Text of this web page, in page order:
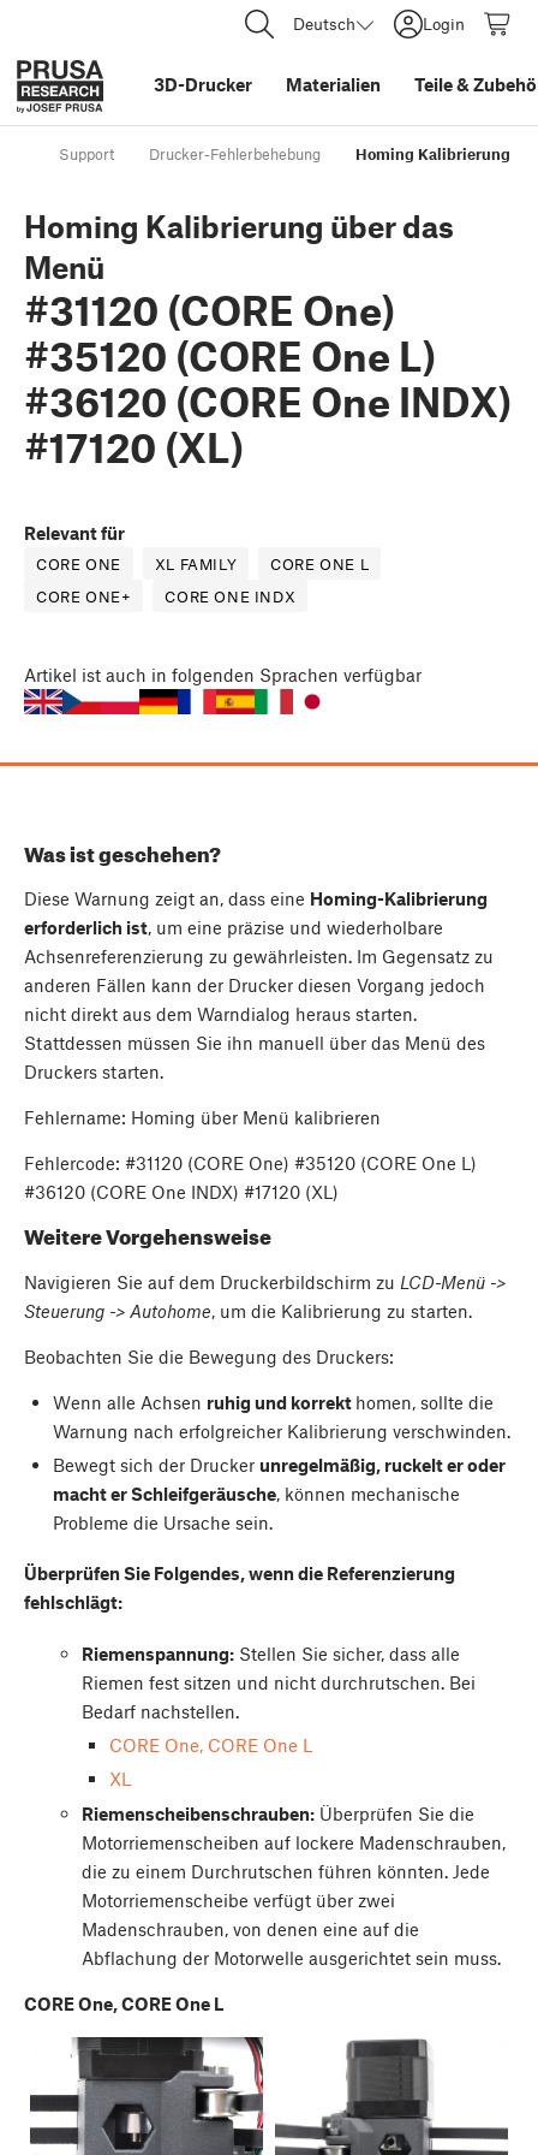
Deutsch Login
3D-Drucker Materialien Teile&
Support Drucker-Fehlerbehebung Homing Kalibrierung
Homing Kalibrierung über das
Menü
#31120 (CORE One)
#35120 (CORE One L)
#36120 (CORE One INDX)
#17120 (XL)
Relevant für
CORE ONE XL FAMILY
CORE ONE L
CORE ONE+
CORE ONE INDX
Artikel ist auch in folgenden Sprachen verfügbar
Was ist geschehen?
Diese Warnung zeigt an, dass eine Homing-Kalibrierung
erforderlich ist, um eine präzise und wiederholbare
Achsenreferenzierung zu gewährleisten. Im Gegensatz zu
anderen Fällen kann der Drucker diesen Vorgang jedoch
nicht direkt aus dem Warndialog heraus starten.
Stattdessen müssen Sie ihn manuell über das Menü des
Druckers starten.
Fehlername: Homing über Menü kalibrieren
Fehlercode: #31120 (CORE One) #35120 (CORE One L)
#36120 (CORE One INDX) #17120 (XL)
Weitere Vorgehensweise
Navigieren Sie auf dem Druckerbildschirm zu LCD-Menü ->
Steuerung -> Autohome, um die Kalibrierung zu starten.
Beobachten Sie die Bewegung des Druckers:
Wenn alle Achsen ruhig und korrekt homen, sollte die
Warnung nach erfolgreicher Kalibrierung verschwinden.
Bewegt sich der Drucker unregelmäßig, ruckelt er oder
macht er Schleifgeräusche, können mechanische
Probleme die Ursache sein.
Überprüfen Sie Folgendes, wenn die Referenzierung
fehlschlägt:
Riemenspannung:Stellen Sie sicher, dass alle
Riemen fest sitzen und nicht durchrutschen. Bei
Bedarf nachstellen.
CORE One, CORE One L
XL
Riemenscheibenschrauben:Überprüfen Sie die
Motorriemenscheiben auf lockere Madenschrauben,
die zu einem Durchrutschen führen könnten. Jede
Motorriemenscheibe verfügt über zwei
Madenschrauben, von denen eine auf die
Abflachung der Motorwelle ausgerichtet sein muss.
CORE One, CORE One L